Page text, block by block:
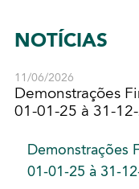
NOTÍCIAS
11/06/2026
Demonstrações
01-01-25 à 31-
Demonstrações
01-01-25 à 31-